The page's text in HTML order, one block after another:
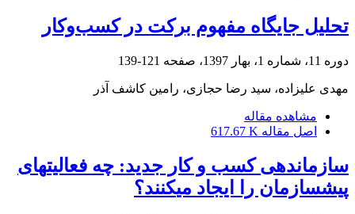
تحلیل جایگاه مفهوم برکت در کسب‌وکار
دوره 11، شماره 1، بهار 1397، صفحه 121-139
مهدی علیزاده، سید رضا حجازی، رامین کاشف آذر
مشاهده مقاله
اصل مقاله 617.67 K
سازماندهی کسب و کار جدید: چه فعالیت‎های
پیش‎سازمان را ایجاد می‎کنند؟